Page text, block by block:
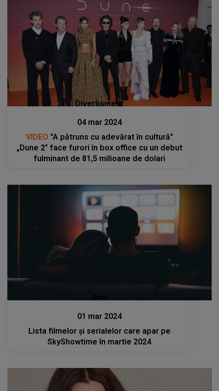
Divertisment
04 mar 2024
VIDEO "A pătruns cu adevărat în cultură"
„Dune 2” face furori în box office cu un debut
fulminant de 81,5 milioane de dolari
01 mar 2024
Lista filmelor și serialelor care apar pe
SkyShowtime în martie 2024